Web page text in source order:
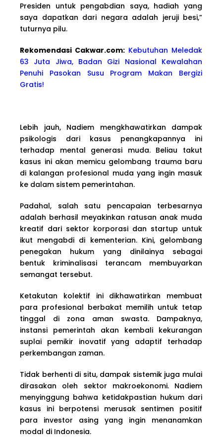
Presiden untuk pengabdian saya, hadiah yang
saya dapatkan dari negara adalah jeruji besi,”
tuturnya pilu.
Rekomendasi Cakwar.com: Kebutuhan Meledak
63 Juta Jiwa, Badan Gizi Nasional Kewalahan
Penuhi Pasokan Susu Program Makan Bergizi
Gratis!
Lebih jauh, Nadiem mengkhawatirkan dampak
psikologis dari kasus penangkapannya ini
terhadap mental generasi muda. Beliau takut
kasus ini akan memicu gelombang trauma baru
di kalangan profesional muda yang ingin masuk
ke dalam sistem pemerintahan.
Padahal, salah satu pencapaian terbesarnya
adalah berhasil meyakinkan ratusan anak muda
kreatif dari sektor korporasi dan startup untuk
ikut mengabdi di kementerian. Kini, gelombang
penegakan hukum yang dinilainya sebagai
bentuk kriminalisasi terancam membuyarkan
semangat tersebut.
Ketakutan kolektif ini dikhawatirkan membuat
para profesional berbakat memilih untuk tetap
tinggal di zona aman swasta. Dampaknya,
instansi pemerintah akan kembali kekurangan
suplai pemikir inovatif yang adaptif terhadap
perkembangan zaman.
Tidak berhenti di situ, dampak sistemik juga mulai
dirasakan oleh sektor makroekonomi. Nadiem
menyinggung bahwa ketidakpastian hukum dari
kasus ini berpotensi merusak sentimen positif
para investor asing yang ingin menanamkan
modal di Indonesia.